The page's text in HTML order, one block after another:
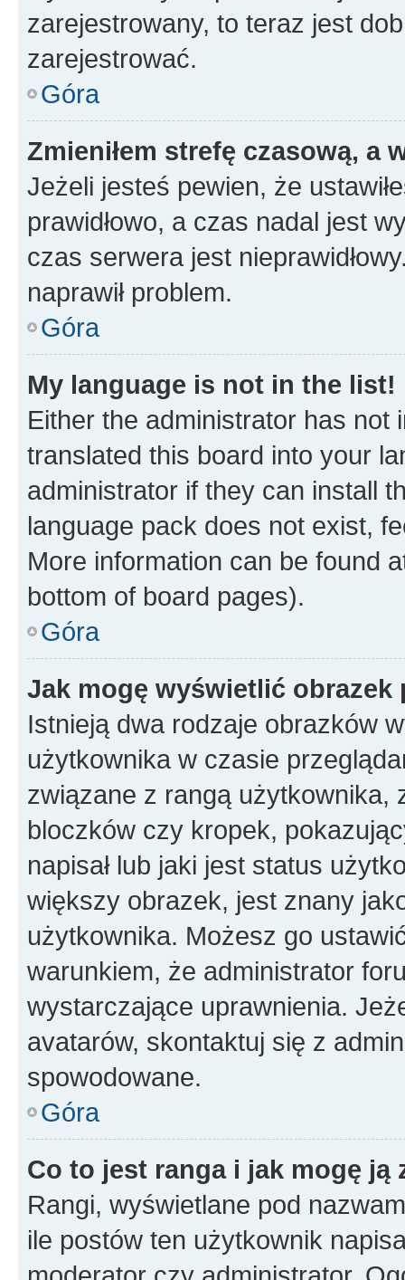
zarejestrowany, to teraz jest
zarejestrować.
Góra
Zmieniłem strefę czasową, a
Jeżeli jesteś pewien, że
prawidłowo, a czas nadal jest
czas serwera jest
naprawił problem.
Góra
My language is not in the list!
Either the administrator has not
translated this board into your
administrator if they can install
language pack does not exist,
More information can be found
bottom of board pages).
Góra
Jak mogę wyświetlić
Istnieją dwa rodzaje obrazków
użytkownika w czasie
związane z rangą użytkownika,
bloczków czy kropek,
napisał lub jaki jest status
większy obrazek, jest znany
użytkownika. Możesz go
warunkiem, że administrator
wystarczające uprawnienia.
avatarów, skontaktuj się z
spowodowane.
Góra
Co to jest ranga i jak mogę ją
Rangi, wyświetlane pod
ile postów ten użytkownik